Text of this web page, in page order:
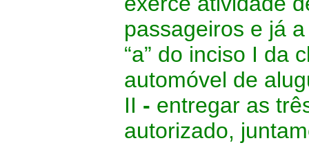
passageiros e já
“a” do inciso I da
automóvel de
II - entregar as
autorizado,